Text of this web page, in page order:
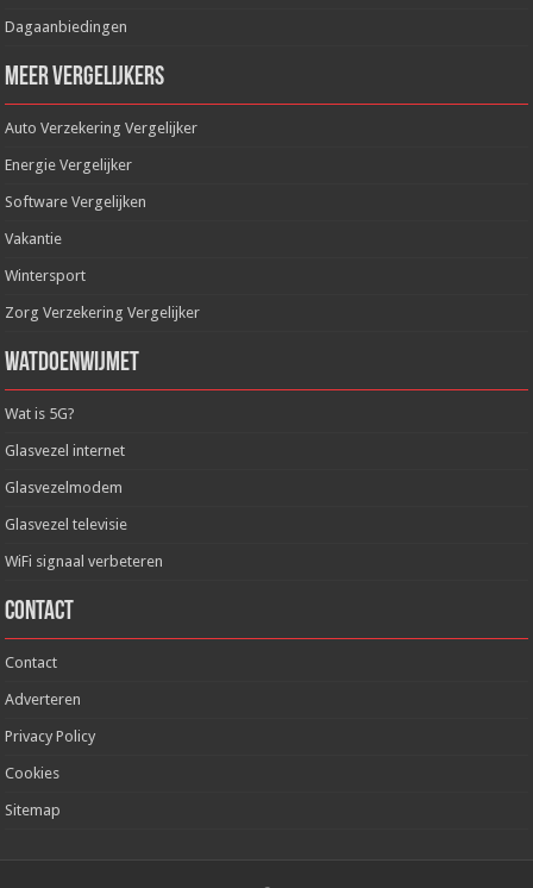
Dagaanbiedingen
Meer Vergelijkers
Auto Verzekering Vergelijker
Energie Vergelijker
Software Vergelijken
Vakantie
Wintersport
Zorg Verzekering Vergelijker
WatDoenWijMet
Wat is 5G?
Glasvezel internet
Glasvezelmodem
Glasvezel televisie
WiFi signaal verbeteren
Contact
Contact
Adverteren
Privacy Policy
Cookies
Sitemap